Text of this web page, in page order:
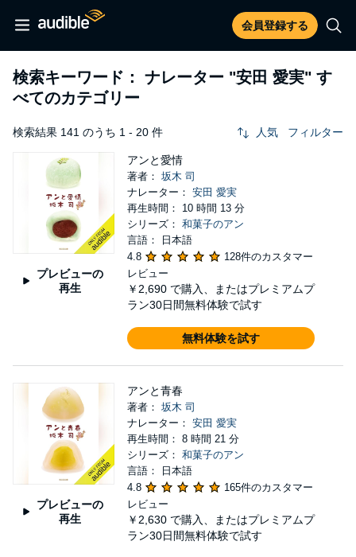
会員登録する
検索キーワード： ナレーター "安田 愛実" す
べてのカテゴリー
検索結果 141 のうち 1 - 20 件 人気 フィルター
プレビューの
再生
アンと愛情
著者： 坂木 司
ナレーター： 安田 愛実
再生時間： 10 時間 13 分
シリーズ： 和菓子のアン
言語： 日本語
4.8
128件のカスタマー
レビュー
￥2,690 で購入、またはプレミアムプ
ラン30日間無料体験で試す
無料体験を試す
プレビューの
再生
アンと青春
著者： 坂木 司
ナレーター： 安田 愛実
再生時間： 8 時間 21 分
シリーズ： 和菓子のアン
言語： 日本語
4.8
165件のカスタマー
レビュー
￥2,630 で購入、またはプレミアムプ
ラン30日間無料体験で試す